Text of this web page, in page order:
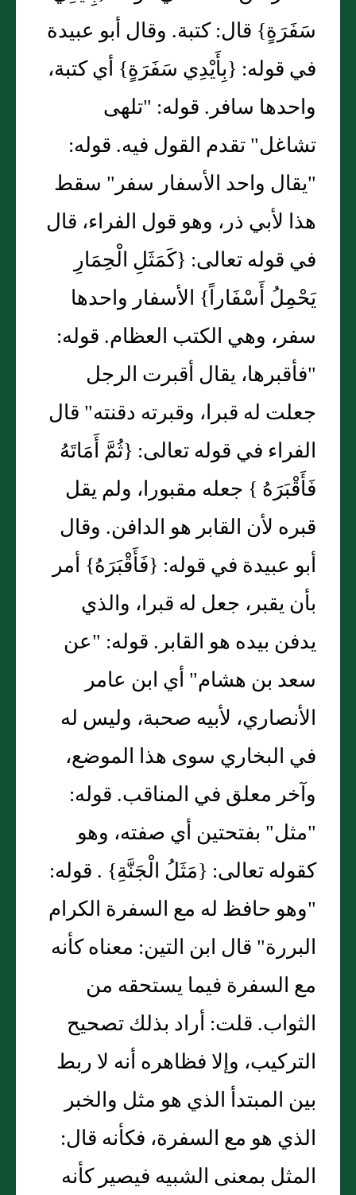
سَفَرَةٍ} قال: كتبة. وقال أبو عبيدة
في قوله: {بِأَيْدِي سَفَرَةٍ} أي كتبة،
واحدها سافر. قوله: "تلهى
تشاغل" تقدم القول فيه. قوله:
"يقال واحد الأسفار سفر" سقط
هذا لأبي ذر، وهو قول الفراء، قال
في قوله تعالى: {كَمَثَلِ الْحِمَارِ
يَحْمِلُ أَسْفَاراً} الأسفار واحدها
سفر، وهي الكتب العظام. قوله:
"فأقبرها، يقال أقبرت الرجل
جعلت له قبرا، وقبرته دقنته" قال
الفراء في قوله تعالى: {ثُمَّ أَمَاتَهُ
فَأَقْبَرَهُ } جعله مقبورا، ولم يقل
قبره لأن القابر هو الدافن. وقال
أبو عبيدة في قوله: {فَأَقْبَرَهُ} أمر
بأن يقبر، جعل له قبرا، والذي
يدفن بيده هو القابر. قوله: "عن
سعد بن هشام" أي ابن عامر
الأنصاري، لأبيه صحبة، وليس له
في البخاري سوى هذا الموضع،
وآخر معلق في المناقب. قوله:
"مثل" بفتحتين أي صفته، وهو
كقوله تعالى: {مَثَلُ الْجَنَّةِ} . قوله:
"وهو حافظ له مع السفرة الكرام
البررة" قال ابن التين: معناه كأنه
مع السفرة فيما يستحقه من
الثواب. قلت: أراد بذلك تصحيح
التركيب، وإلا فظاهره أنه لا ربط
بين المبتدأ الذي هو مثل والخبر
الذي هو مع السفرة، فكأنه قال:
المثل بمعنى الشبيه فيصير كأنه